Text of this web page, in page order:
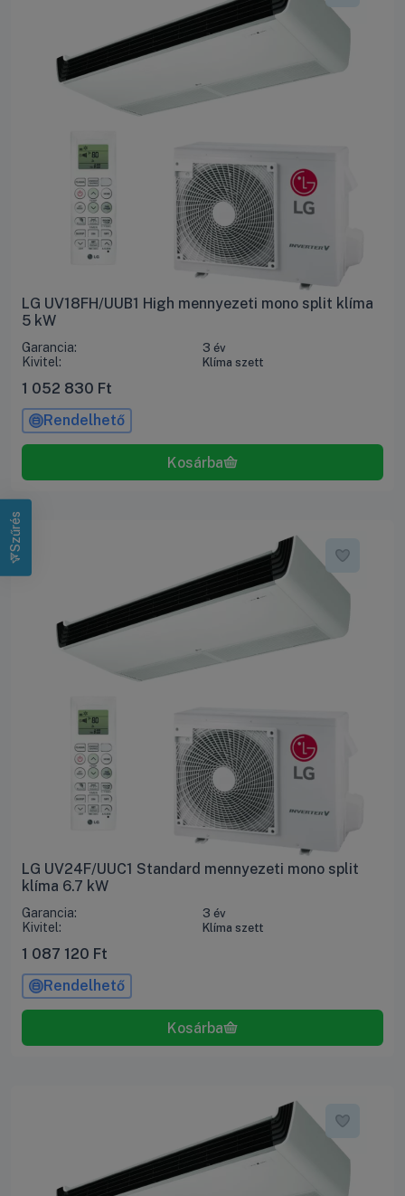
Szűrés
LG UV18FH/UUB1 High mennyezeti mono split klíma
5 kW
Garancia: 3 év
Kivitel: Klíma szett
1 052 830 Ft
Rendelhető
LG UV24F/UUC1 Standard mennyezeti mono split
klíma 6.7 kW
Garancia: 3 év
Kivitel: Klíma szett
1 087 120 Ft
Rendelhető